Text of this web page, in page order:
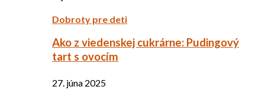
Dobroty pre deti
Ako z viedenskej cukrárne: Pudingový
tart s ovocím
27. júna 2025